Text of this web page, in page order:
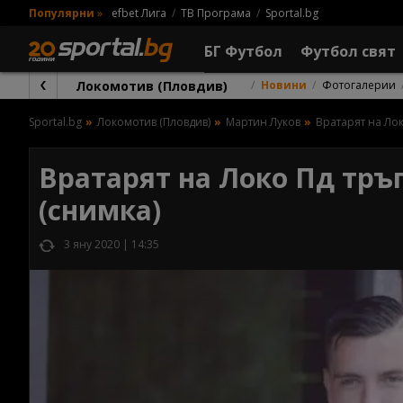
Популярни » efbet Лига ТВ Програма Sportal.bg
БГ Футбол Футбол свят
Локомотив (Пловдив) Новини Фотогалерии
Sportal.bg Локомотив (Пловдив) Мартин Луков Вратарят на
Вратарят на Локо Пд
(снимка)
3 яну 2020 | 14:35